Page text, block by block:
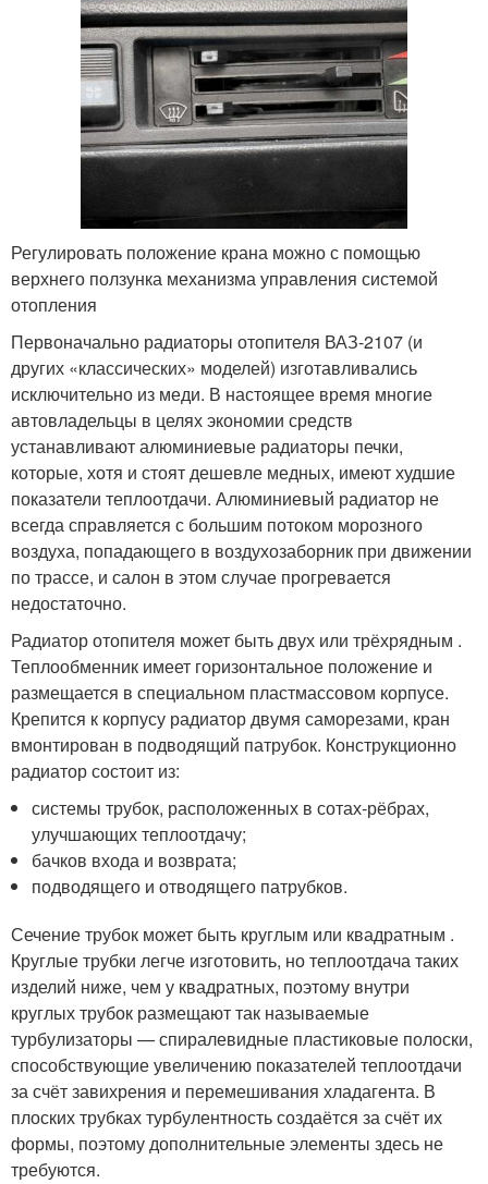
Регулировать положение крана можно с помощью
верхнего ползунка механизма управления системой
отопления
Первоначально радиаторы отопителя ВАЗ-2107 (и
других «классических» моделей) изготавливались
исключительно из меди. В настоящее время многие
автовладельцы в целях экономии средств
устанавливают алюминиевые радиаторы печки,
которые, хотя и стоят дешевле медных, имеют худшие
показатели теплоотдачи. Алюминиевый радиатор не
всегда справляется с большим потоком морозного
воздуха, попадающего в воздухозаборник при движении
по трассе, и салон в этом случае прогревается
недостаточно.
Радиатор отопителя может быть двух или трёхрядным .
Теплообменник имеет горизонтальное положение и
размещается в специальном пластмассовом корпусе.
Крепится к корпусу радиатор двумя саморезами, кран
вмонтирован в подводящий патрубок. Конструкционно
радиатор состоит из:
системы трубок, расположенных в сотах-рёбрах,
улучшающих теплоотдачу;
бачков входа и возврата;
подводящего и отводящего патрубков.
Сечение трубок может быть круглым или квадратным .
Круглые трубки легче изготовить, но теплоотдача таких
изделий ниже, чем у квадратных, поэтому внутри
круглых трубок размещают так называемые
турбулизаторы — спиралевидные пластиковые полоски,
способствующие увеличению показателей теплоотдачи
за счёт завихрения и перемешивания хладагента. В
плоских трубках турбулентность создаётся за счёт их
формы, поэтому дополнительные элементы здесь не
требуются.